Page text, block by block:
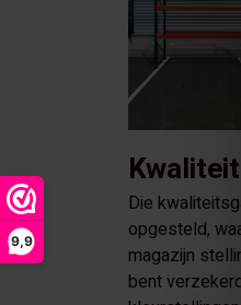
9,9
Die
opgesteld,
magazijn
bent